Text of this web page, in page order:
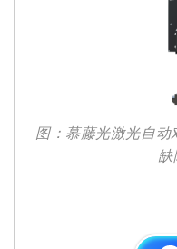
图：慕藤光激光自动
缺